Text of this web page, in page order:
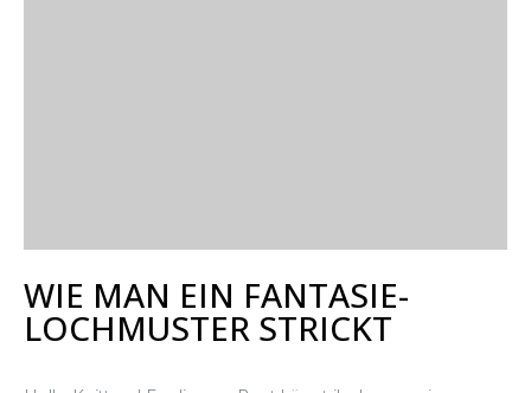
WIE MAN EIN FANTASIE-
LOCHMUSTER STRICKT